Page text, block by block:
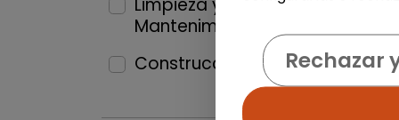
Limpieza y
Mantenimiento
Construcción y Oficios
1
Rechazar